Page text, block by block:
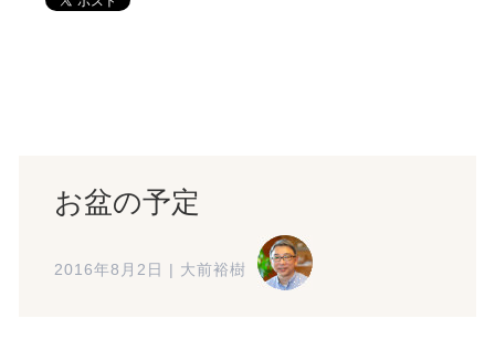
お盆の予定
2016年8月2日 大前裕樹